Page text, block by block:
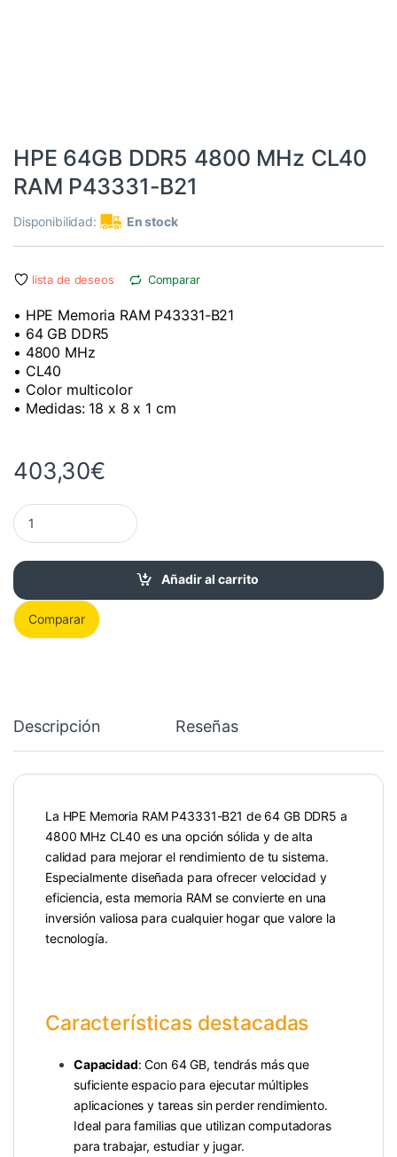
HPE 64GB DDR5 4800 MHz CL40
RAM P43331-B21
Disponibilidad: En stock
lista de deseos Comparar
• HPE Memoria RAM P43331-B21
• 64 GB DDR5
• 4800 MHz
• CL40
• Color multicolor
• Medidas: 18 x 8 x 1 cm
403,30€
HPE 64GB DDR5 4800 MHz CL40 RAM P43331-B21 cantidad
Añadir al carrito
Comparar
Descripción Reseñas
La HPE Memoria RAM P43331-B21 de 64 GB DDR5 a
4800 MHz CL40 es una opción sólida y de alta
calidad para mejorar el rendimiento de tu sistema.
Especialmente diseñada para ofrecer velocidad y
eficiencia, esta memoria RAM se convierte en una
inversión valiosa para cualquier hogar que valore la
tecnología.
Características destacadas
Capacidad: Con 64 GB, tendrás más que
suficiente espacio para ejecutar múltiples
aplicaciones y tareas sin perder rendimiento.
Ideal para familias que utilizan computadoras
para trabajar, estudiar y jugar.